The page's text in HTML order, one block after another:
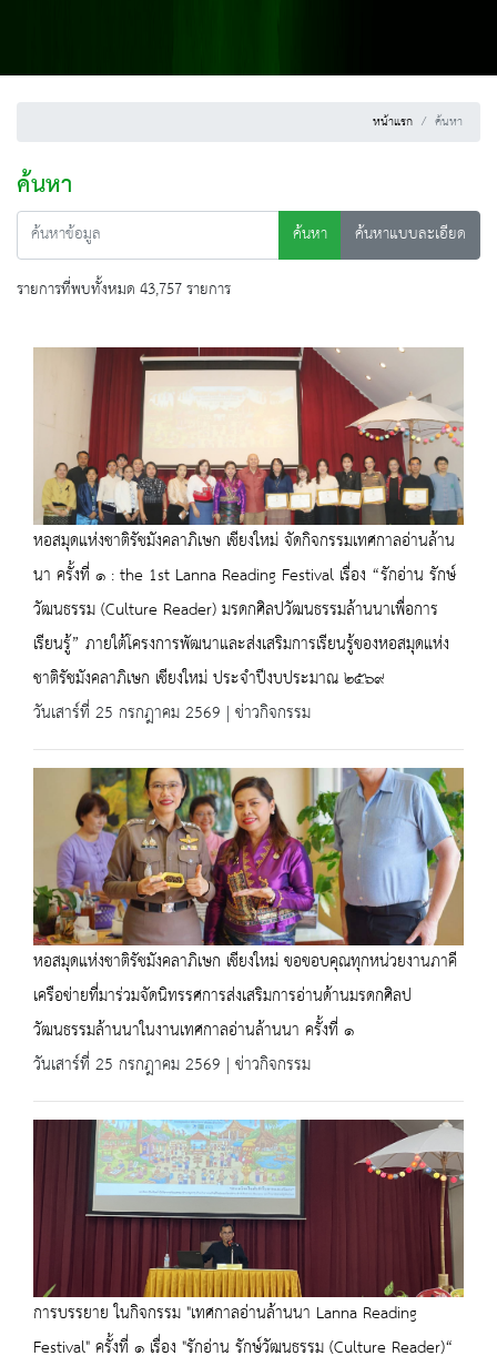
หน้าแรก ค้นหา
ค้นหา
ค้นหา
ค้นหาแบบละเอียด
รายการที่พบทั้งหมด 43,757 รายการ
หอสมุดแห่งชาติรัชมังคลาภิเษก เชียงใหม่ จัดกิจกรรมเทศกาลอ่านล้าน
นา ครั้งที่ ๑ : the 1st Lanna Reading Festival เรื่อง “รักอ่าน รักษ์
วัฒนธรรม (Culture Reader) มรดกศิลปวัฒนธรรมล้านนาเพื่อการ
เรียนรู้” ภายใต้โครงการพัฒนาและส่งเสริมการเรียนรู้ของหอสมุดแห่ง
ชาติรัชมังคลาภิเษก เชียงใหม่ ประจำปีงบประมาณ ๒๕๖๙
วันเสาร์ที่ 25 กรกฎาคม 2569 | ข่าวกิจกรรม
หอสมุดแห่งชาติรัชมังคลาภิเษก เชียงใหม่ ขอขอบคุณทุกหน่วยงานภาคี
เครือข่ายที่มาร่วมจัดนิทรรศการส่งเสริมการอ่านด้านมรดกศิลป
วัฒนธรรมล้านนาในงานเทศกาลอ่านล้านนา ครั้งที่ ๑
วันเสาร์ที่ 25 กรกฎาคม 2569 | ข่าวกิจกรรม
การบรรยาย ในกิจกรรม "เทศกาลอ่านล้านนา Lanna Reading
Festival" ครั้งที่ ๑ เรื่อง "รักอ่าน รักษ์วัฒนธรรม (Culture Reader)“